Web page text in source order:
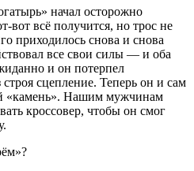
начал осторожно
вот всё получится, но трос не
приходилось снова и снова
все свои силы — и оба
и он потерпел
сцепление. Теперь он и сам
«камень». Нашим мужчинам
кроссовер, чтобы он смог